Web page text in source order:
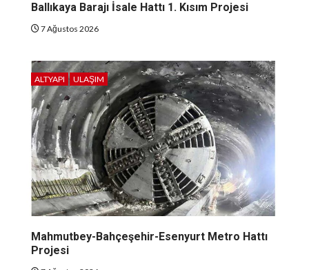
Ballıkaya Barajı İsale Hattı 1. Kısım Projesi
7 Ağustos 2026
ALTYAPI ULAŞIM
Mahmutbey-Bahçeşehir-Esenyurt Metro Hattı
Projesi